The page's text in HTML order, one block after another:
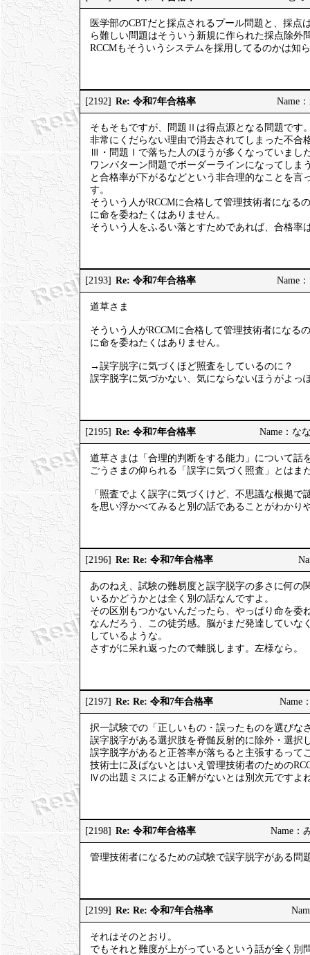
医学部のCBTだと採点されるプール問題と、採
ら難しい問題はそういう新規に作られた採点除外
RCCMもそういうシステムを採用してるのかは知
[2192] Re: 令和7年合格率 Name
そもそもですが、問題Ⅱは得点源となる問題です
非常にくだらない理由で消去されてしまった不
Ⅲ・問題Ⅰで落ちた人のほうが多くなっていまし
ワンパターン問題でボーダーラインになってし
と合格率が下がるなどという非合理的なことを
す。
そういう人がRCCMに合格して管理技術者になる
に命を委ねたくはありません。
そういう人をふるい落とすためであれば、合格率
[2193] Re: 令和7年合格率 Name
道草さま
そういう人がRCCMに合格して管理技術者になる
に命を委ねたくはありません。
→誤字脱字に気づくほど照査をしているのに？
誤字脱字に気づかない、気にならないほうがよっ
[2195] Re: 令和7年合格率 Name：な
道草さまは「合理的判断をする能力」について話
ごうさまの仰られる「誤字に気づく照査」とはま
「照査でよく誤字に気づくけど、不思議な根拠で
を思い浮かべてみると別の話であることがわかり
[2196] Re: Re: 令和7年合格率
あのねえ、試験の難易度と誤字脱字の多さに何の
いるかどうかとは全く別の話なんですよ。
その区別もつかないんだったら、やっぱり命を委
なんだろう、この徒労感。脳がまだ発達してい
しているような。
さすがに呆れ返ったので離脱します。左様なら。
[2197] Re: Re: 令和7年合格率 Name
択一試験での「正しいもの・誤ったものを選びな
誤字脱字がある選択肢を脊髄反射的に除外・選択
誤字脱字があると正答率が落ちると主張するって
技術士に及ばないとはいえ管理技術者のための
Ⅳの出題ミスによる正解がないとは別次元ですよ
[2198] Re: 令和7年合格率 Name：
管理技術者になるための試験で誤字脱字がある問
[2199] Re: Re: 令和7年合格率
それはそのとおり。
でもそれと難度が上がっているという話が全く別